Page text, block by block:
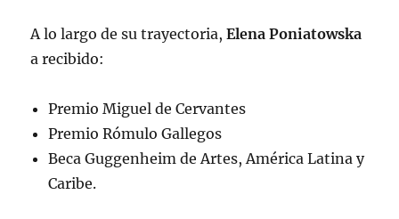
A lo largo de su trayectoria,Elena Poniatowska
a recibido:
Premio Miguel de Cervantes
Premio Rómulo Gallegos
Beca Guggenheim de Artes, América Latina y
Caribe.